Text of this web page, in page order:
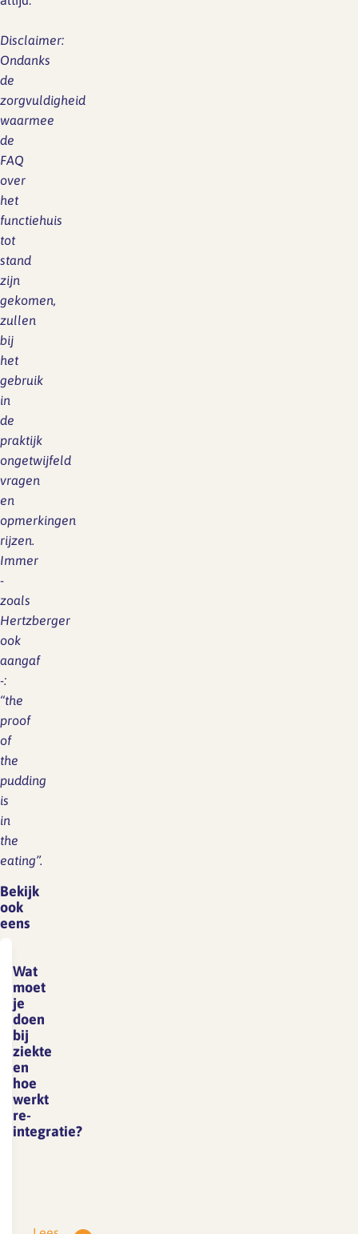
Disclaimer:
Ondanks
de
zorgvuldigheid
waarmee
de
FAQ
over
het
functiehuis
tot
stand
zijn
gekomen,
zullen
bij
het
gebruik
in
de
praktijk
ongetwijfeld
vragen
en
opmerkingen
rijzen.
Immer
-
zoals
Hertzberger
ook
aangaf
-:
“the
proof
of
the
pudding
is
in
the
eating”.
Bekijk
ook
eens
Wat
moet
je
doen
bij
ziekte
en
hoe
werkt
re-
integratie?